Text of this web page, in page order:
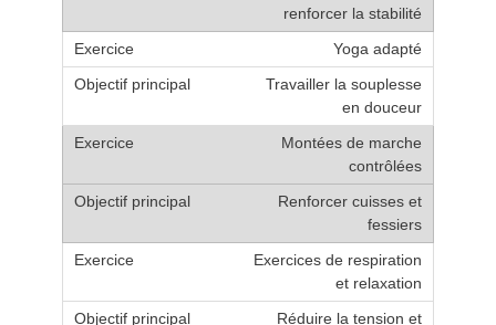
renforcer la stabilité
Yoga adapté
Travailler la souplesse
en douceur
Montées de marche
contrôlées
Renforcer cuisses et
fessiers
Exercices de respiration
et relaxation
Réduire la tension et